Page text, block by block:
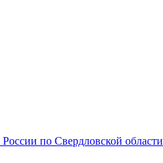
по Свердловской области